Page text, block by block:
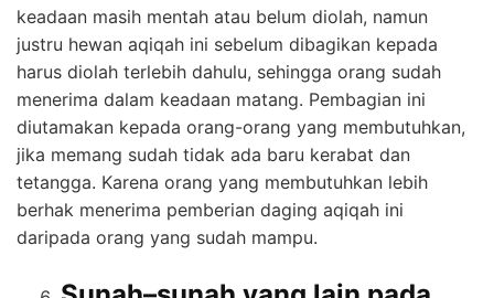
keadaan masih mentah atau belum diolah, namun
justru hewan aqiqah ini sebelum dibagikan kepada
harus diolah terlebih dahulu, sehingga orang sudah
menerima dalam keadaan matang. Pembagian ini
diutamakan kepada orang-orang yang membutuhkan,
jika memang sudah tidak ada baru kerabat dan
tetangga. Karena orang yang membutuhkan lebih
berhak menerima pemberian daging aqiqah ini
daripada orang yang sudah mampu.